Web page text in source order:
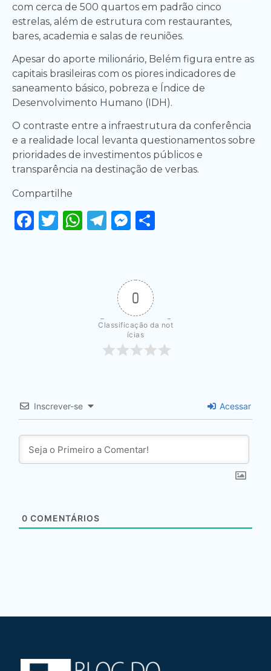
com cerca de 500 quartos em padrão cinco
estrelas, além de estrutura com restaurantes,
bares, academia e salas de reuniões.
Apesar do aporte milionário, Belém figura entre as
capitais brasileiras com os piores indicadores de
saneamento básico, pobreza e Índice de
Desenvolvimento Humano (IDH).
O contraste entre a infraestrutura da conferência
e a realidade local levanta questionamentos sobre
prioridades de investimentos públicos e
transparência na destinação de verbas.
Compartilhe
Facebook
Twitter
WhatsApp
Telegram
Messenger
0
Classificação da not
ícias
Inscrever-se Acessar
0 COMENTÁRIOS